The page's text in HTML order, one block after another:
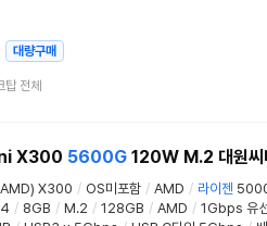
대량구매
탑 전체
X300 5600G120W M.2 대원씨
X300 / OS미포함 / AMD / 라이젠
/ 8GB / M.2 / 128GB / AMD / 1Gbps 유